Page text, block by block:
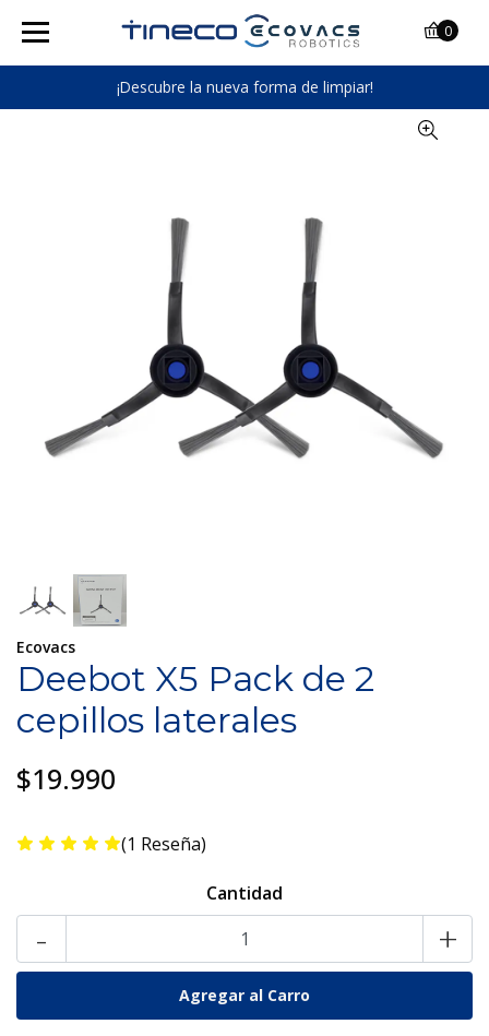
¡Descubre la nueva forma de limpiar!
0
Ecovacs
Deebot X5 Pack de 2
cepillos laterales
$19.990
(1 Reseña)
Cantidad
- +